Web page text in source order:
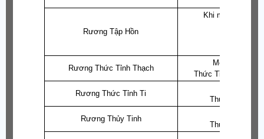
Rương Tập Hồn
Khi mở sẽ
Rương Thức Tỉnh Thạch
Mở
Thức Tỉnh Thạch:
Rương Thức Tỉnh Ti
Thức Tỉnh Ti:
Rương Thủy Tinh
Thủy Tinh: